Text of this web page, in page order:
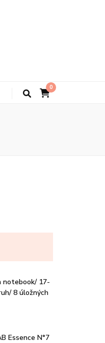
0
notebook/ 17-
8 úložných
Essence N°7